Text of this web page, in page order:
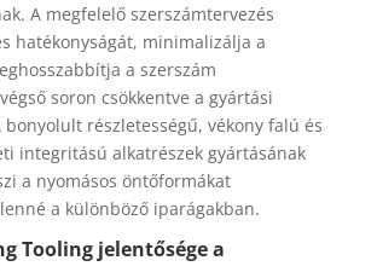
A megfelelő szerszámtervezés
hatékonyságát, minimalizálja a
a szerszám
soron csökkentve a gyártási
bonyolult részletességű, vékony falú és
integritású alkatrészek gyártásának
a nyomásos öntőformákat
a különböző iparágakban.
Tooling jelentősége a